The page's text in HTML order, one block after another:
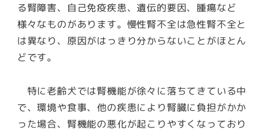
る腎障害、自己免疫疾患、遺伝的要因、腫瘍など
様々なものがあります。慢性腎不全は急性腎不全と
は異なり、 原因がはっきり分からないことがほとん
どです。
特に老齢犬では腎機能が徐々に落ちてきている中
で、環境や食事、他の疾患により腎臓に負担がかか
った場合、腎機能の悪化が起こりやすくなっており